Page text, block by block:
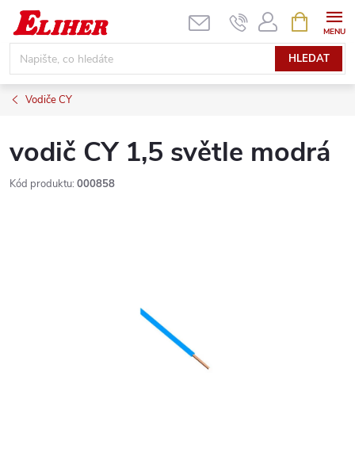
Přejít
obsah
HLEDAT
NÁKUPNÍ
KOŠÍK
Vodiče CY
vodič CY 1,5 světle modrá
Kód produktu: 000858